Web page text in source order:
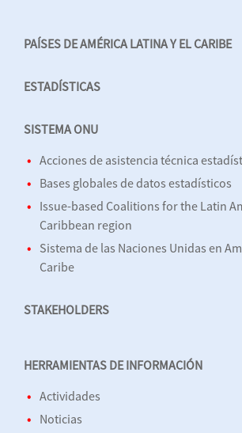
PAÍSES DE AMÉRICA LATINA Y EL CARIBE
ESTADÍSTICAS
SISTEMA ONU
Acciones de asistencia técnica
Bases globales de datos estadísticos
Issue-based Coalitions for the Latin
Caribbean region
Sistema de las Naciones Unidas en
Caribe
STAKEHOLDERS
HERRAMIENTAS DE INFORMACIÓN
Actividades
Noticias